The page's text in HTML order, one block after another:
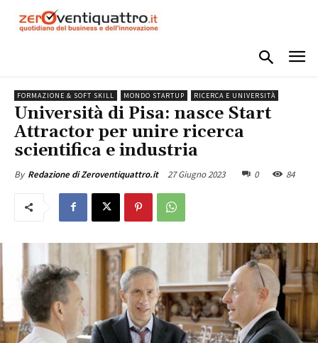
FORMAZIONE & SOFT SKILL MONDO STARTUP RICERCA E UNIVERSITÀ
Università di Pisa: nasce Start
Attractor per unire ricerca
scientifica e industria
By Redazione di Zeroventiquattro.it 27 Giugno 2023 0 84